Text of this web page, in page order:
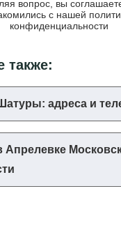
вопрос, вы
с нашей
конфиденциальности
также:
адреса и
Апрелевке